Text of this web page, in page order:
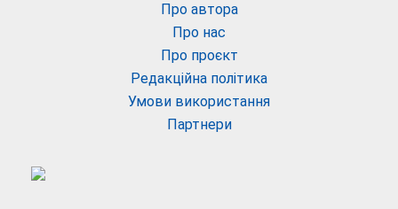
Про автора
Про нас
Про проєкт
Редакційна політика
Умови використання
Партнери